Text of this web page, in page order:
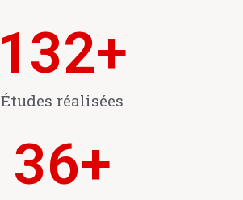
132+
Études réalisées
36+